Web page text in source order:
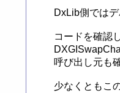
DxLib側では
コードを確認
呼び出し元も
少なくともこ